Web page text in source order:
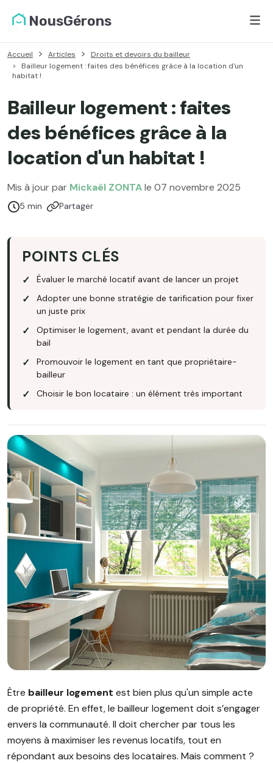
NousGérons
Accueil Articles
Droits et devoirs du bailleur
Bailleur logement : faites des bénéfices grâce à la location d'un
habitat !
Bailleur logement : faites
des bénéfices grâce à la
location d'un habitat !
Mis à jour par Mickaël ZONTAle 07 novembre 2025
Temps de lecture :
5 min Partager
POINTS CLÉS
Évaluer le marché locatif avant de lancer un projet
Adopter une bonne stratégie de tarification pour fixer
un juste prix
Optimiser le logement, avant et pendant la durée du
bail
Promouvoir le logement en tant que propriétaire-
bailleur
Choisir le bon locataire : un élément très important
Être bailleur logement est bien plus qu'un simple acte
de propriété. En effet, le bailleur logement doit s’engager
envers la communauté. Il doit chercher par tous les
moyens à maximiser les revenus locatifs, tout en
répondant aux besoins des locataires. Mais comment ?